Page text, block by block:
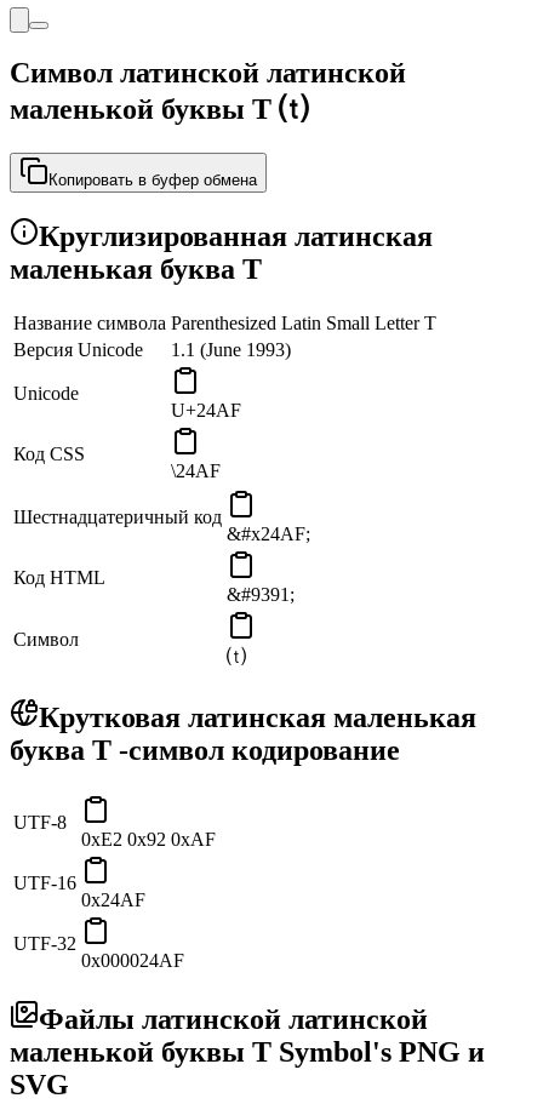
Символ латинской латинской
маленькой буквы T ⒯
Копировать в буфер обмена
Круглизированная латинская
маленькая буква T
Название символа Parenthesized Latin Small Letter T
Версия Unicode
1.1 (June 1993)
Unicode
U+24AF
Код CSS
\24AF
Шестнадцатеричный код
&#x24AF;
Код HTML
&#9391;
Символ
⒯
Крутковая латинская маленькая
буква T -символ кодирование
UTF-8
0xE2 0x92 0xAF
UTF-16
0x24AF
UTF-32
0x000024AF
Файлы латинской латинской
маленькой буквы T Symbol's PNG и
SVG